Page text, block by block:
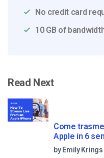
No credit card
10 GB of
Read Next
Come
Apple in 6
by Emily Krings